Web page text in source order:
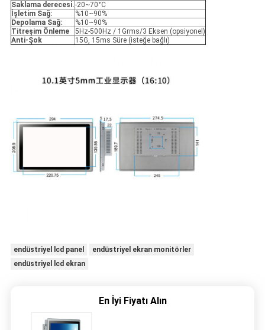
Saklama derecesi.-20~70°C
İşletim Sağ:
%10~90%
Depolama Sağ:
%10~90%
Titreşim Önleme
5Hz-500Hz / 1Grms/3 Eksen (opsiyonel)
Anti-Şok
15G, 15ms Süre (isteğe bağlı)
endüstriyel lcd panel
endüstriyel ekran monitörler
endüstriyel lcd ekran
En İyi Fiyatı Alın